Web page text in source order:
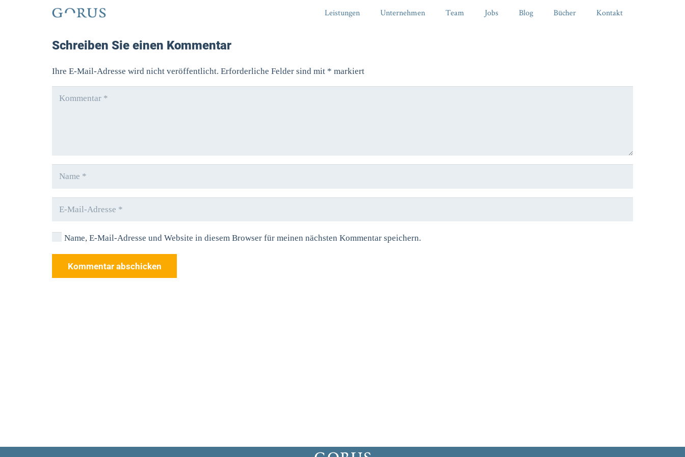
Leistungen Unternehmen Team Jobs Blog Bücher Kontakt
Schreiben Sie einen Kommentar
Ihre E-Mail-Adresse wird nicht veröffentlicht. Erforderliche Felder sind mit * markiert
Name, E-Mail-Adresse und Website in diesem Browser für meinen nächsten Kommentar speichern.
Kommentar abschicken